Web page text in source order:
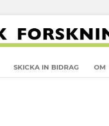
SKICKA IN BIDRAG OM